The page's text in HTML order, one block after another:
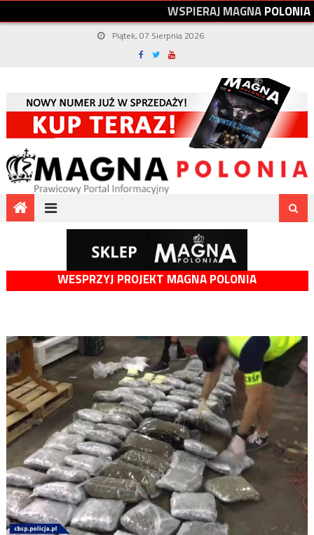
WSPIERAJMAGNAPOLONIA
Piątek, 07 Sierpnia 2026
WESPRZYJ PROJEKT MAGNA POLONIA